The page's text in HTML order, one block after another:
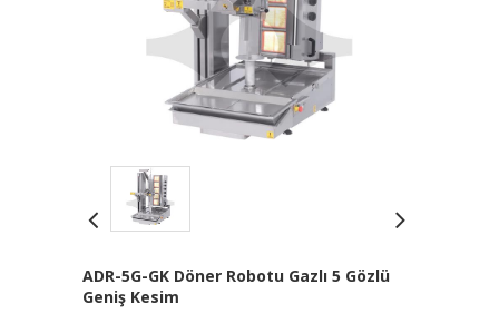
ADR-5G-GK Döner Robotu Gazlı 5 Gözlü
Geniş Kesim